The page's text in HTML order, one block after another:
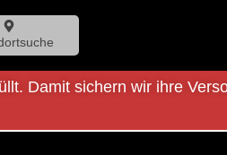
Damit sichern wir ihre